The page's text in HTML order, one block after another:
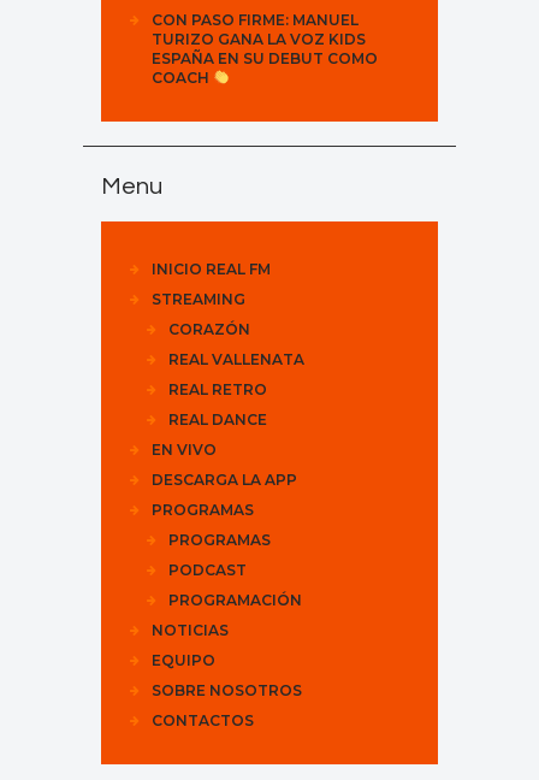
CON PASO FIRME: MANUEL
TURIZO GANA LA VOZ KIDS
ESPAÑA EN SU DEBUT COMO
COACH
Menu
INICIO REAL FM
STREAMING
CORAZÓN
REAL VALLENATA
REAL RETRO
REAL DANCE
EN VIVO
DESCARGA LA APP
PROGRAMAS
PROGRAMAS
PODCAST
PROGRAMACIÓN
NOTICIAS
EQUIPO
SOBRE NOSOTROS
CONTACTOS